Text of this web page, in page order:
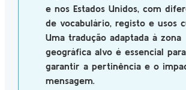
e nos Estados Unidos, com
de vocabulário, registo e usos
Uma tradução adaptada à zona
geográfica alvo é essencial para
garantir a pertinência e o
mensagem.